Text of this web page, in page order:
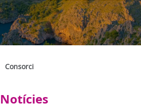
Consorci
Notícies